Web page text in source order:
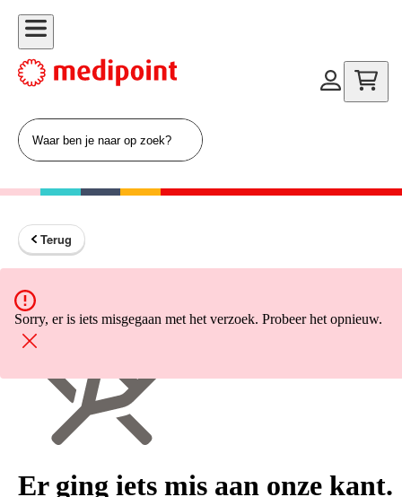
Terug
Sorry, er is iets misgegaan met het verzoek. Probeer het opnieuw.
Er ging iets mis aan onze kant.